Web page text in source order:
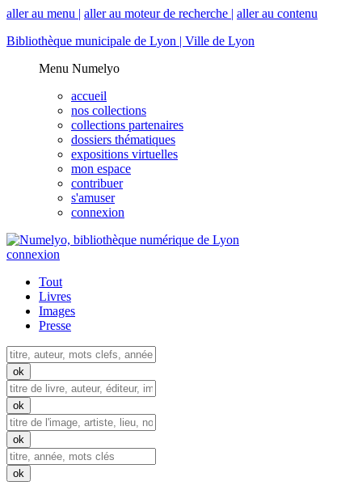
aller au menu | aller au moteur de recherche | aller au contenu
Bibliothèque municipale de Lyon | Ville de Lyon
Menu Numelyo
accueil
nos collections
collections partenaires
dossiers thématiques
expositions virtuelles
mon espace
contribuer
s'amuser
connexion
connexion
Tout
Livres
Images
Presse